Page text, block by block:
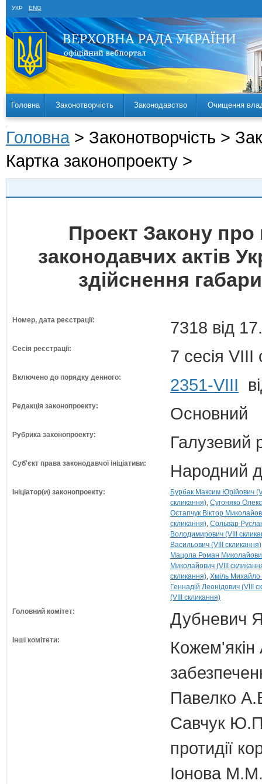
УКР ENG
Головна Законотворчість Законодавство Очищення
Головна > Законотворчість >
Картка законопроекту >
Проект Закону про
законодавчих актів
здійснення
Номер, дата реєстрації: 7318 від
Сесія реєстрації: 7 сесія VIII
Включено до порядку денного: 2351-VIII
Редакція законопроекту: Основний
Рубрика законопроекту: Галузевий
Суб'єкт права законодавчої ініціативи: Народний
Ініціатор(и) законопроекту:
Бурбак Максим Юрійович
скликання) Сугоняко
Остапчук Віктор
скликання) Сольвар
Володимирович (VIII
Васильович (VIII скликання)
Мацола Роман
Миколайович (VIII
скликання) Хміль Михайло
Геннадій Леонідович (VIII
(VIII скликання)
Головний комітет:
Дубневич
Інші комітети:
Кожем'якін
Павелко
Савчук Ю.П.
протидії
Іонова М.М.